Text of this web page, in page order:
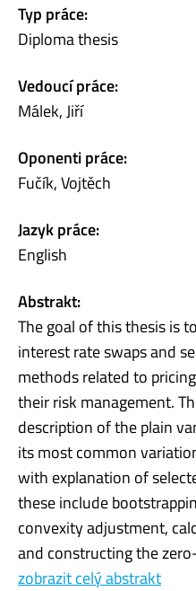
Typ práce:
Diploma thesis
Vedoucí práce:
Málek, Jiří
Oponenti práce:
Fučík, Vojtěch
Jazyk práce:
English
Abstrakt:
The goal of this thesis is
interest rate swaps and
methods related to
their risk management.
description of the plain
its most common
with explanation of
these include
convexity adjustment,
and constructing the
zobrazit celý abstrakt